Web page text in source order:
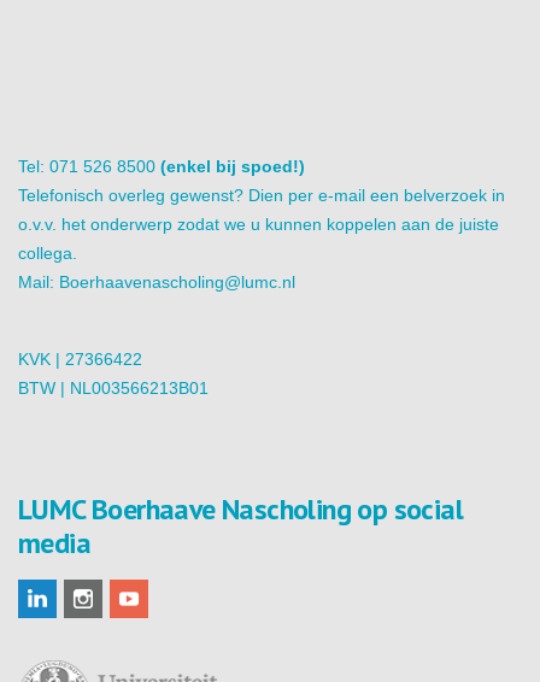
Tel: 071 526 8500 (enkel bij spoed!)
Telefonisch overleg gewenst? Dien per e-mail een belverzoek in
o.v.v. het onderwerp zodat we u kunnen koppelen aan de juiste
collega.
Mail: Boerhaavenascholing@lumc.nl
KVK | 27366422
BTW | NL003566213B01
LUMC Boerhaave Nascholing op social
media